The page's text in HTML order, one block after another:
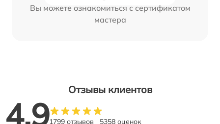
Вы можете ознакомиться с сертификатом
мастера
Отзывы клиентов
4.91799 отзывов 5358 оценок